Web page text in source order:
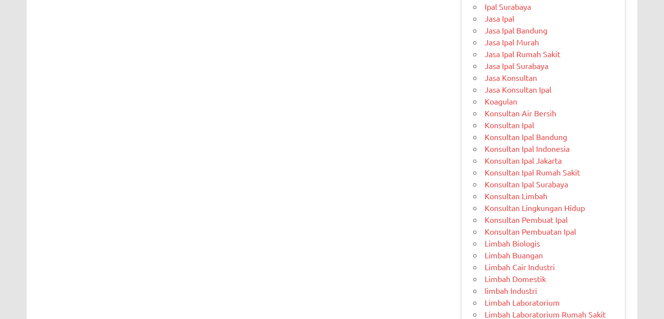
Ipal Surabaya
Jasa Ipal
Jasa Ipal Bandung
Jasa Ipal Murah
Jasa Ipal Rumah Sakit
Jasa Ipal Surabaya
Jasa Konsultan
Jasa Konsultan Ipal
Koagulan
Konsultan Air Bersih
Konsultan Ipal
Konsultan Ipal Bandung
Konsultan Ipal Indonesia
Konsultan Ipal Jakarta
Konsultan Ipal Rumah Sakit
Konsultan Ipal Surabaya
Konsultan Limbah
Konsultan Lingkungan Hidup
Konsultan Pembuat Ipal
Konsultan Pembuatan Ipal
Limbah Biologis
Limbah Buangan
Limbah Cair Industri
Limbah Domestik
limbah Industri
Limbah Laboratorium
Limbah Laboratorium Rumah Sakit